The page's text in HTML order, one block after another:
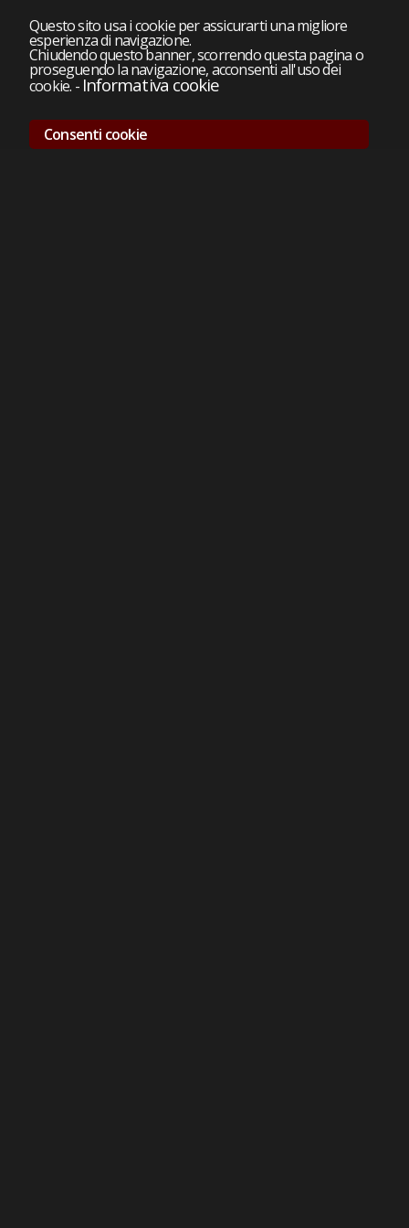
Questo sito usa i cookie per assicurarti una migliore
esperienza di navigazione.
Chiudendo questo banner, scorrendo questa pagina o
proseguendo la navigazione, acconsenti all'uso dei
cookie. - Informativa cookie
Consenti cookie